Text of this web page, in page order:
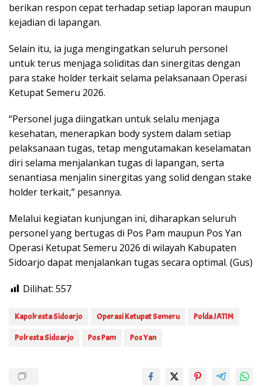
berikan respon cepat terhadap setiap laporan maupun
kejadian di lapangan.
Selain itu, ia juga mengingatkan seluruh personel
untuk terus menjaga soliditas dan sinergitas dengan
para stake holder terkait selama pelaksanaan Operasi
Ketupat Semeru 2026.
“Personel juga diingatkan untuk selalu menjaga
kesehatan, menerapkan body system dalam setiap
pelaksanaan tugas, tetap mengutamakan keselamatan
diri selama menjalankan tugas di lapangan, serta
senantiasa menjalin sinergitas yang solid dengan stake
holder terkait,” pesannya.
Melalui kegiatan kunjungan ini, diharapkan seluruh
personel yang bertugas di Pos Pam maupun Pos Yan
Operasi Ketupat Semeru 2026 di wilayah Kabupaten
Sidoarjo dapat menjalankan tugas secara optimal. (Gus)
Dilihat: 557
Kapolresta Sidoarjo Operasi Ketupat Semeru Polda JATIM
Polresta Sidoarjo Pos Pam Pos Yan